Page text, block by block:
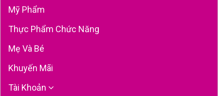
Mỹ Phẩm
Thực Phẩm Chức Năng
Mẹ Và Bé
Khuyến Mãi
Tài Khoản